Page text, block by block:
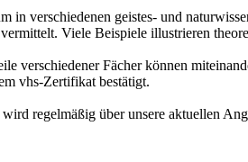
in verschiedenen geistes- und
Viele Beispiele illustrieren
verschiedener Fächer können
vhs-Zertifikat bestätigt.
regelmäßig über unsere aktuellen